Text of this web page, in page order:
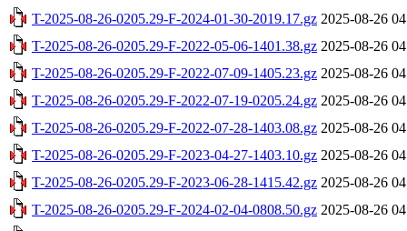
T-2025-08-26-0205.29-F-2024-01-30-2019.17.gz 2025-08-26
T-2025-08-26-0205.29-F-2022-05-06-1401.38.gz 2025-08-26
T-2025-08-26-0205.29-F-2022-07-09-1405.23.gz 2025-08-26
T-2025-08-26-0205.29-F-2022-07-19-0205.24.gz 2025-08-26
T-2025-08-26-0205.29-F-2022-07-28-1403.08.gz 2025-08-26
T-2025-08-26-0205.29-F-2023-04-27-1403.10.gz 2025-08-26
T-2025-08-26-0205.29-F-2023-06-28-1415.42.gz 2025-08-26
T-2025-08-26-0205.29-F-2024-02-04-0808.50.gz 2025-08-26